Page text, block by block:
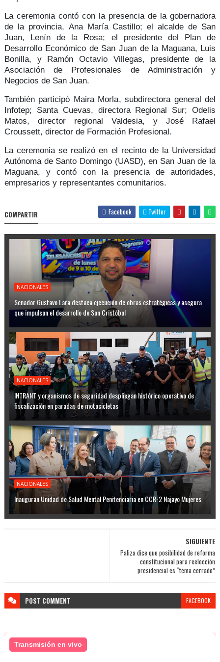
La ceremonia contó con la presencia de la gobernadora
de la provincia, Ana María Castillo;el alcalde de San
Juan, Lenín de la Rosa; el presidente del Plan de
Desarrollo Económico de San Juan de la Maguana, Luis
Bonilla, y Ramón Octavio Villegas, presidente de la
Asociación de Profesionales de Administración y
Negocios de San Juan.
También participó Maira Morla, subdirectora general del
Infotep; Santa Cuevas, directora Regional Sur;Odelis
Matos, director regional Valdesia, yJosé Rafael
Croussett, director de Formación Profesional.
La ceremonia se realizó en el recinto de la Universidad
Autónoma de Santo Domingo (UASD), en San Juan de la
Maguana, y contó con la presencia de autoridades,
empresarios y representantes comunitarios.
COMPARTIR Facebook Twitter
NACIONALES
Senador Gustavo Lara destaca ejecución de obras estratégicas y asegura
que impulsan el desarrollo de San Cristóbal
NACIONALES
INTRANT y organismos de seguridad despliegan histórico operativo de
fiscalización en paradas de motocicletas
NACIONALES
Inauguran Unidad de Salud Mental Penitenciaria en CCR-2 Najayo Mujeres
SIGUIENTE
Paliza dice que posibilidad de reforma
constitucional para reelección
presidencial es “tema cerrado”
POST COMMENT FACEBOOK
Transmisión en vivo